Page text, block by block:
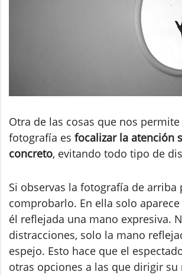
Otra de las cosas que nos
fotografía es focalizar la atención
concreto, evitando todo tipo de
Si observas la fotografía de arriba
comprobarlo. En ella solo
él reflejada una mano expresiva.
distracciones, solo la mano
espejo. Esto hace que el
otras opciones a las que dirigir su